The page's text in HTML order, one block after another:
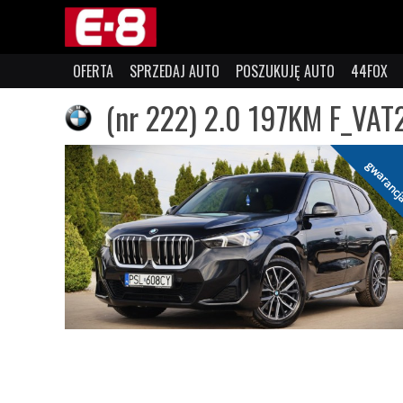
OFERTA SPRZEDAJ AUTO POSZUKUJĘ AUTO 44FOX
(nr 222) 2.0 197KM
gwarancja